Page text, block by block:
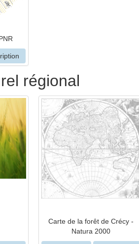
régional
Carte de la forêt de Crécy -
Natura 2000